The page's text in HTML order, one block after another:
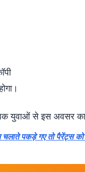
युवाओं से इस अवसर
चलाते पकड़े गए तो पैरेंट्स